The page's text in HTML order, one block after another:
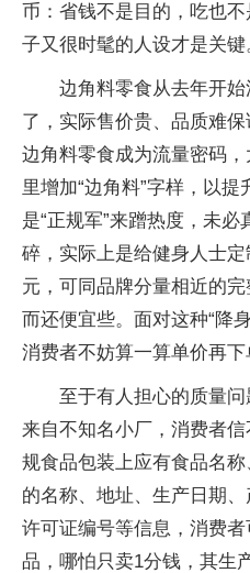
币：省钱不是目的，吃也
子又很时髦的人设才是关键
边角料零食从去年开
了，实际售价贵、品质难保
边角料零食成为流量密码
里增加“边角料”字样，以
是“正规军”来蹭热度，未
碎，实际上是给健身人士
元，可同品牌分量相近的
而还便宜些。面对这种“降
消费者不妨算一算单价再下
至于有人担心的质量
来自不知名小厂，消费者
规食品包装上应有食品名
的名称、地址、生产日期
许可证编号等信息，消费
品，哪怕只卖1分钱，其生